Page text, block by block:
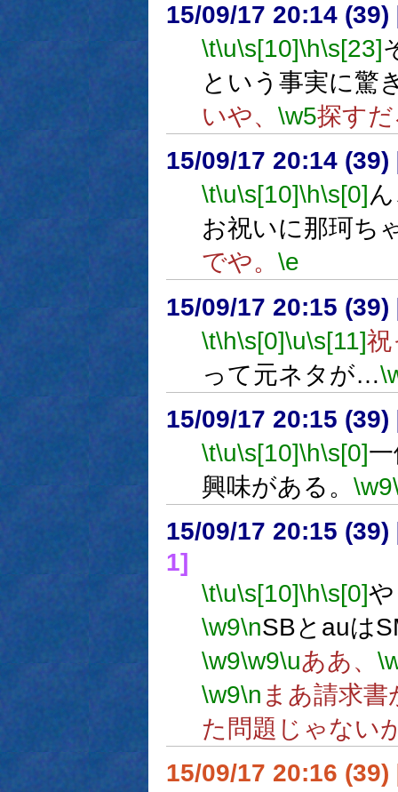
15/09/17 20:14 (39)
\t\u\s[10]\h\s[23]
という事実に驚
いや、 \w5探す
15/09/17 20:14 (39)
\t\u\s[10]\h\s[0]
お祝いに那珂ち
でや。 \e
15/09/17 20:15 (39)
\t\h\s[0]\u\s[11]祝
って元ネタが…
15/09/17 20:15 (39)
\t\u\s[10]\h\s[0]
興味がある。 \w9
15/09/17 20:15 (39)
1]
\t\u\s[10]\h\s[0]
\w9\nSBとauは
\w9\w9\uああ、
\w9\n まあ請求
た問題じゃない
15/09/17 20:16 (39)